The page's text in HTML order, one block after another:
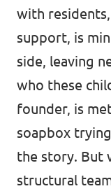
with
support, is
side, leaving
who these
founder, is
soapbox
the story. But
structural